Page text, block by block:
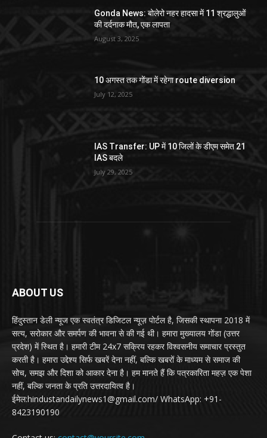
Gonda News: बोलेरो नहर हादसा में 11 श्रद्धालुओं
की दर्दनाक मौत, एक लापता
August 3, 2025
10 अगस्त तक गोंडा में रहेगा route diversion
July 12, 2025
IAS Transfer: UP में 10 जिलों के डीएम समेत 21
IAS बदले
July 29, 2025
ABOUT US
हिंदुस्तान डेली न्यूज एक स्वतंत्र डिजिटल न्यूज़ पोर्टल है, जिसकी स्थापना 2018 में
सत्य, सरोकार और समर्पण की भावना से की गई थी। हमारा मुख्यालय गोंडा (उत्तर
प्रदेश) में स्थित है। हमारी टीम 24x7 सक्रिय रहकर विश्वसनीय समाचार प्रस्तुत
करती है। हमारा उद्देश्य सिर्फ खबरें देना नहीं, बल्कि खबरों के माध्यम से समाज की
सोच, समझ और दिशा को आकार देना है। हम मानते हैं कि पत्रकारिता महज़ एक पेशा
नहीं, बल्कि जनता के प्रति उत्तरदायित्व है।
ईमेल:hindustandailynews1@gmail.com/ WhatsApp: +91-
8423190190